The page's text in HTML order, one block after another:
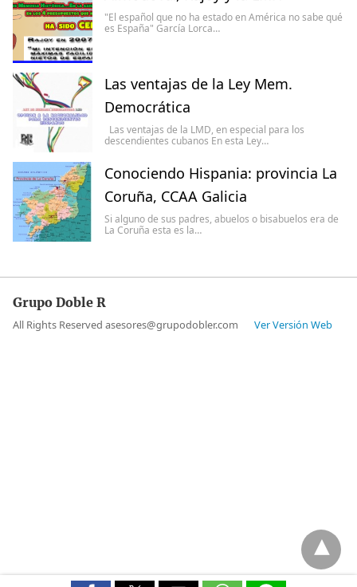
"El español que no ha estado en América no sabe qué
es España" García Lorca…
Las ventajas de la Ley Mem.
Democrática
Las ventajas de la LMD, en especial para los
descendientes cubanos En esta Ley…
Conociendo Hispania: provincia La
Coruña, CCAA Galicia
Si alguno de sus padres, abuelos o bisabuelos era de
La Coruña esta es la…
Grupo Doble R
All Rights Reserved asesores@grupodobler.com Ver Versión Web